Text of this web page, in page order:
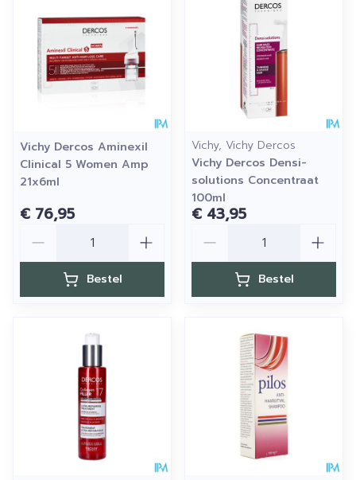
Vichy Dercos Aminexil
Clinical 5 Women Amp
21x6ml
€ 76,95
Bestel
Vichy, Vichy Dercos
Vichy Dercos Densi-
solutions Concentraat
100ml
€ 43,95
Bestel